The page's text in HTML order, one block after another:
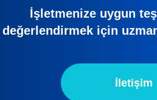
İşletmenize uygun
değerlendirmek için
İletişim